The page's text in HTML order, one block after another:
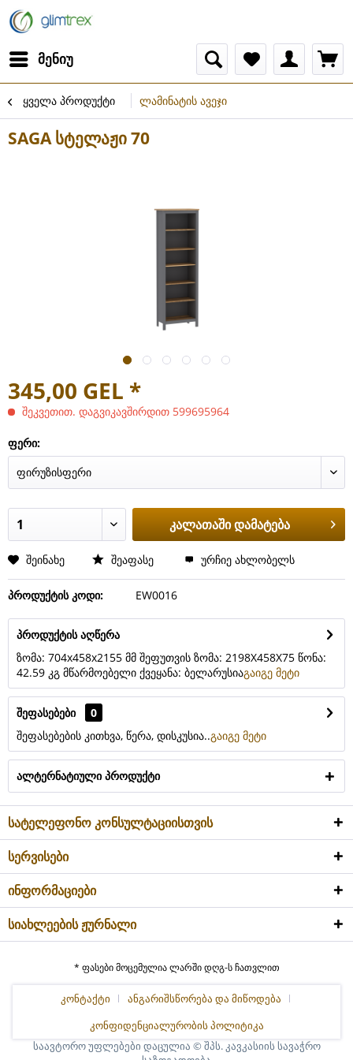
მენიუ
ყველა პროდუქტი ლამინატის ავეჯი
SAGA სტელაჟი 70
345,00 GEL *
შეკვეთით. დაგვიკავშირდით 599695964
ფერი:
კალათაში დამატება
შეინახე შეაფასე ურჩიე ახლობელს
პროდუქტის კოდი: EW0016
პროდუქტის აღწერა
ზომა: 704х458х2155 მმ შეფუთვის ზომა: 2198X458X75 წონა:
42.59 კგ მწარმოებელი ქვეყანა: ბელარუსიაგაიგე მეტი
შეფასებები
0
შეფასებების კითხვა, წერა, დისკუსია..გაიგე მეტი
ალტერნატიული პროდუქტი
სატელეფონო კონსულტაციისთვის
სერვისები
ინფორმაციები
სიახლეების ჟურნალი
* ფასები მოცემულია ლარში დღგ-ს ჩათვლით
კონტაქტი
ანგარიშსწორება და მიწოდება
კონფიდენციალურობის პოლიტიკა
საავტორო უფლებები დაცულია © შპს. კავკასიის სავაჭრო